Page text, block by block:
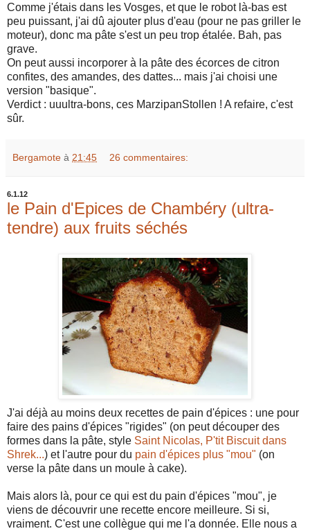
Comme j'étais dans les Vosges, et que le robot là-bas est
peu puissant, j'ai dû ajouter plus d'eau (pour ne pas griller le
moteur), donc ma pâte s'est un peu trop étalée. Bah, pas
grave.
On peut aussi incorporer à la pâte des écorces de citron
confites, des amandes, des dattes... mais j'ai choisi une
version "basique".
Verdict : uuultra-bons, ces MarzipanStollen ! A refaire, c'est
sûr.
Bergamote à 21:45 26 commentaires:
6.1.12
le Pain d'Epices de Chambéry (ultra-
tendre) aux fruits séchés
J'ai déjà au moins deux recettes de pain d'épices : une pour
faire des pains d'épices "rigides" (on peut découper des
formes dans la pâte, style Saint Nicolas, P'tit Biscuit dans
Shrek...) et l'autre pour du pain d'épices plus "mou" (on
verse la pâte dans un moule à cake).
Mais alors là, pour ce qui est du pain d'épices "mou", je
viens de découvrir une recette encore meilleure. Si si,
vraiment. C'est une collègue qui me l'a donnée. Elle nous a